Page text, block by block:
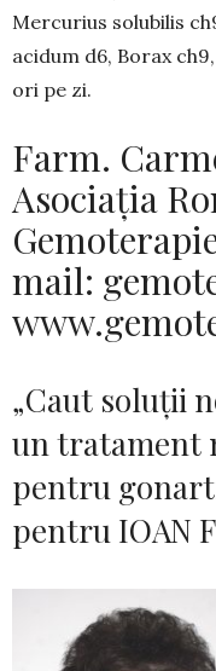
Mercurius solubilis
acidum d6, Borax
ori pe zi.
Farm.
Asociația
mail:
„Caut soluții
un tratament
pentru
pentru IOAN